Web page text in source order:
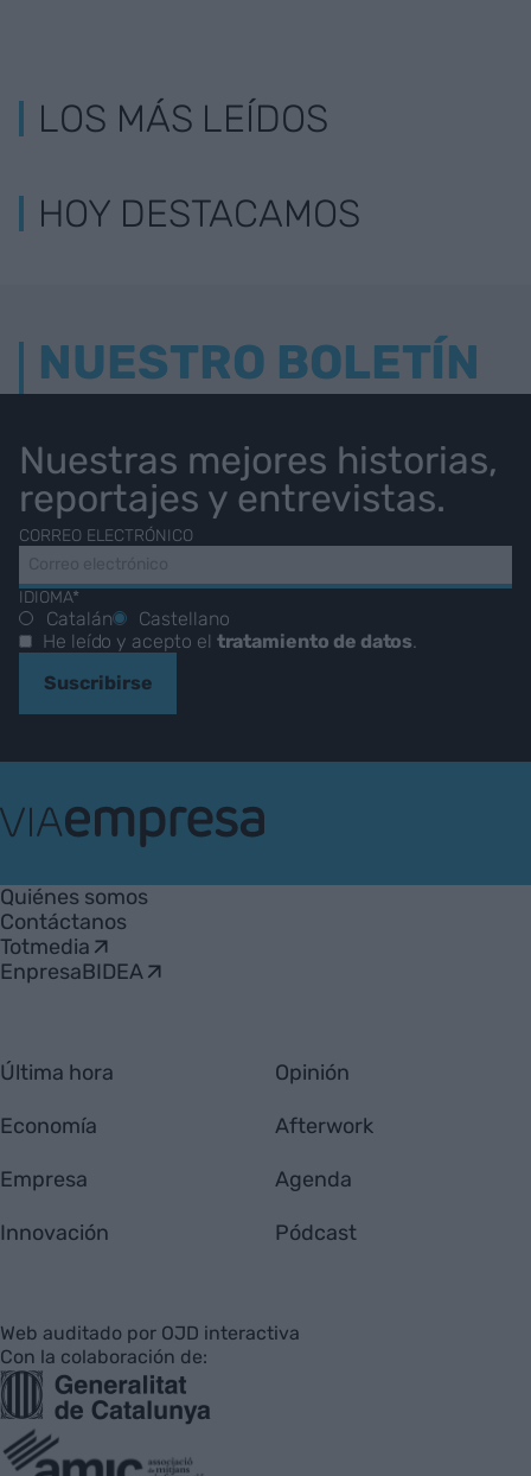
LOS MÁS LEÍDOS
HOY DESTACAMOS
NUESTRO BOLETÍN
Nuestras mejores historias,
reportajes y entrevistas.
CORREO ELECTRÓNICO
IDIOMA*
Catalán
Castellano
He leído y acepto el tratamiento de datos.
Suscribirse
Empresa
Quiénes somos
Contáctanos
Totmedia
EnpresaBIDEA
Última hora
Economía
Empresa
Innovación
Opinión
Afterwork
Agenda
Pódcast
Web auditado por OJD interactiva
Con la colaboración de: